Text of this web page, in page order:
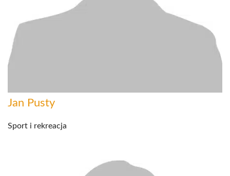
Jan Pusty
Sport i rekreacja